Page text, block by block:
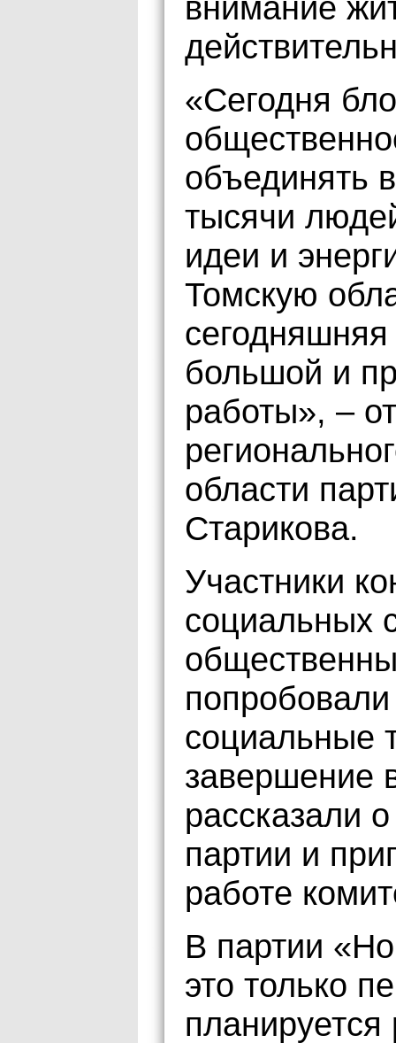
«Сегодня
объединять
тысячи
идеи и
Томскую
большой и
работы», –
области
Старикова.
Участники
социальных
социальные
завершение
рассказали
партии и
работе
В партии
это только
планируется